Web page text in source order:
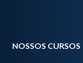
NOSSOS CURSOS